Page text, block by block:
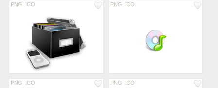
PNG ICO PNG ICO
PNG ICO PNG ICO